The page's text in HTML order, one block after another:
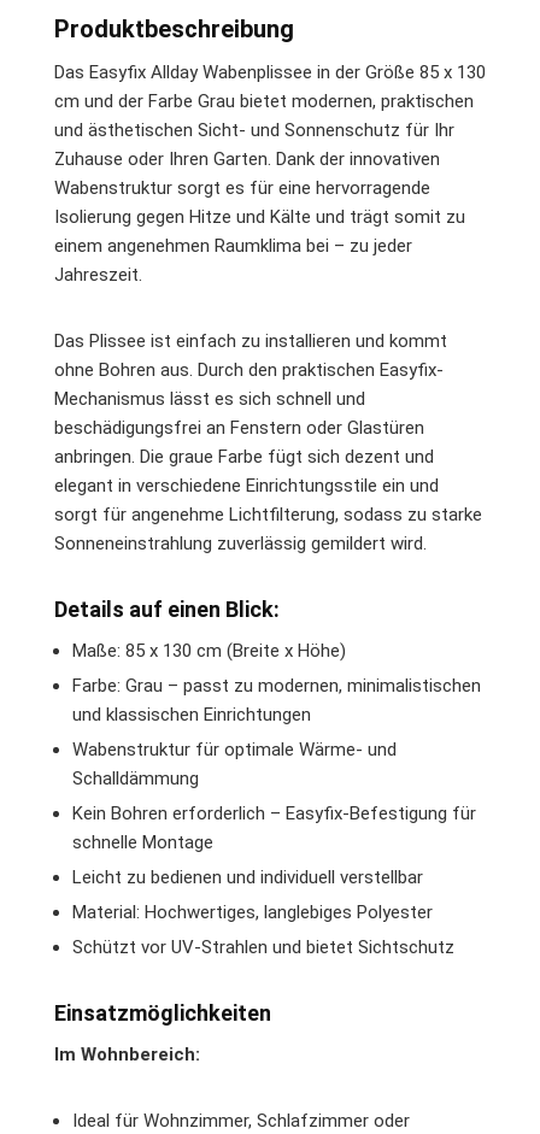
Produktbeschreibung
Das Easyfix Allday Wabenplissee in der Größe 85 x 130
cm und der Farbe Grau bietet modernen, praktischen
und ästhetischen Sicht- und Sonnenschutz für Ihr
Zuhause oder Ihren Garten. Dank der innovativen
Wabenstruktur sorgt es für eine hervorragende
Isolierung gegen Hitze und Kälte und trägt somit zu
einem angenehmen Raumklima bei – zu jeder
Jahreszeit.
Das Plissee ist einfach zu installieren und kommt
ohne Bohren aus. Durch den praktischen Easyfix-
Mechanismus lässt es sich schnell und
beschädigungsfrei an Fenstern oder Glastüren
anbringen. Die graue Farbe fügt sich dezent und
elegant in verschiedene Einrichtungsstile ein und
sorgt für angenehme Lichtfilterung, sodass zu starke
Sonneneinstrahlung zuverlässig gemildert wird.
Details auf einen Blick:
Maße: 85 x 130 cm (Breite x Höhe)
Farbe: Grau – passt zu modernen, minimalistischen
und klassischen Einrichtungen
Wabenstruktur für optimale Wärme- und
Schalldämmung
Kein Bohren erforderlich – Easyfix-Befestigung für
schnelle Montage
Leicht zu bedienen und individuell verstellbar
Material: Hochwertiges, langlebiges Polyester
Schützt vor UV-Strahlen und bietet Sichtschutz
Einsatzmöglichkeiten
Im Wohnbereich:
Ideal für Wohnzimmer, Schlafzimmer oder